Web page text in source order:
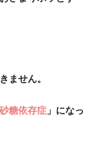
ません。
砂糖依存症 」になっ